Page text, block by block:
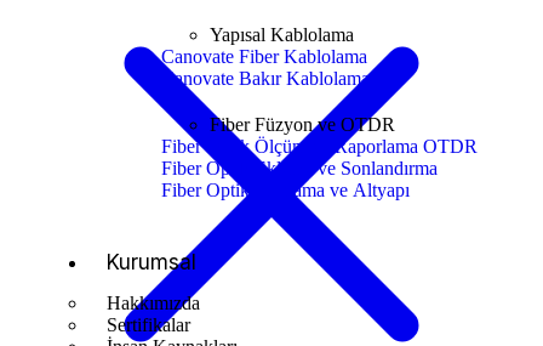
Yapısal Kablolama
Canovate Fiber Kablolama
Canovate Bakır Kablolama
Fiber Füzyon ve OTDR
Fiber Optik Ölçüm ve Raporlama OTDR
Fiber Optik Ekleme ve Sonlandırma
Fiber Optik Planlama ve Altyapı
Kurumsal
Hakkımızda
Sertifikalar